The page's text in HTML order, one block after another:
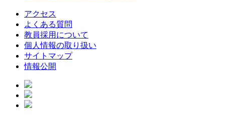
アクセス
よくある質問
教員採用について
個人情報の取り扱い
サイトマップ
情報公開